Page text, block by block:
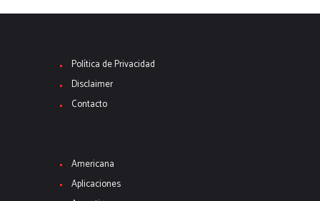
Política de Privacidad
Disclaimer
Contacto
Americana
Aplicaciones